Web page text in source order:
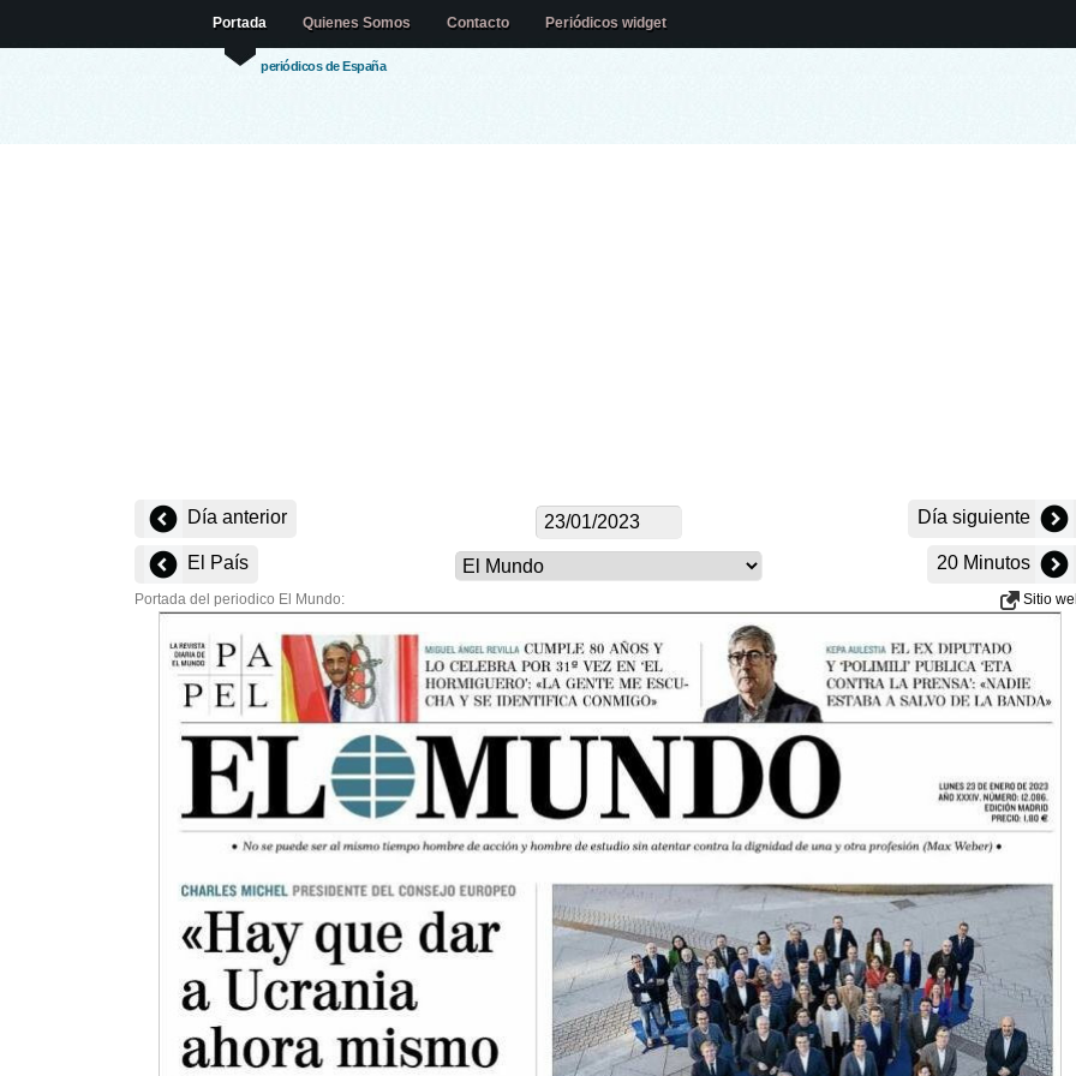
periódicos de España
Portada Quienes Somos Contacto Periódicos widget
Día anterior Día siguiente
El País 20 Minutos
Portada del periodico El Mundo: Sitio